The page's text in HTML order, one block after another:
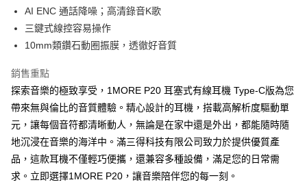
AI ENC 通話降噪；高清錄音K歌
三鍵式線控容易操作
10mm類鑽石動圈振膜，透徹好音質
銷售重點
探索音樂的極致享受，1MORE P20 耳塞式有線耳機 Type-C版為您
帶來無與倫比的音質體驗。精心設計的耳機，搭載高解析度驅動單
元，讓每個音符都清晰動人，無論是在家中還是外出，都能隨時隨
地沉浸在音樂的海洋中。滿三得科技有限公司致力於提供優質產
品，這款耳機不僅輕巧便攜，還兼容多種設備，滿足您的日常需
求。立即選擇1MORE P20，讓音樂陪伴您的每一刻。